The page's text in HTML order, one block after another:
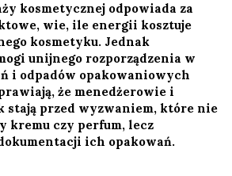
kosmetycznej odpowiada za
wie, ile energii kosztuje
kosmetyku. Jednak
unijnego rozporządzenia w
i odpadów opakowaniowych
że menedżerowie i
stają przed wyzwaniem, które nie
kremu czy perfum, lecz
ich opakowań.